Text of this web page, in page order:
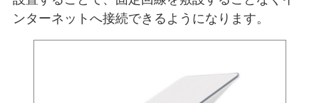
ンターネットへ接続できるようになります。